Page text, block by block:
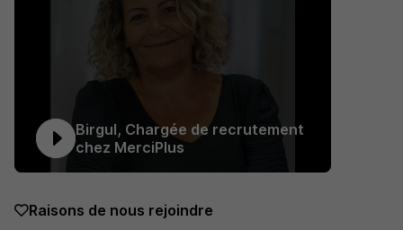
Birgul, Chargée de recrutement
chez MerciPlus
Raisons de nous rejoindre